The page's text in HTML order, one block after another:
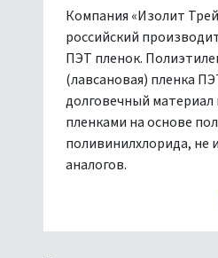
Компания «Изолит
российский
ПЭТ пленок.
(лавсановая) пленка
долговечный
пленками на основе
поливинилхлорида, не
аналогов.